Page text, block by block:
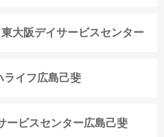
大阪デイサービスセンター
ライフ広島己斐
ービスセンター広島己斐